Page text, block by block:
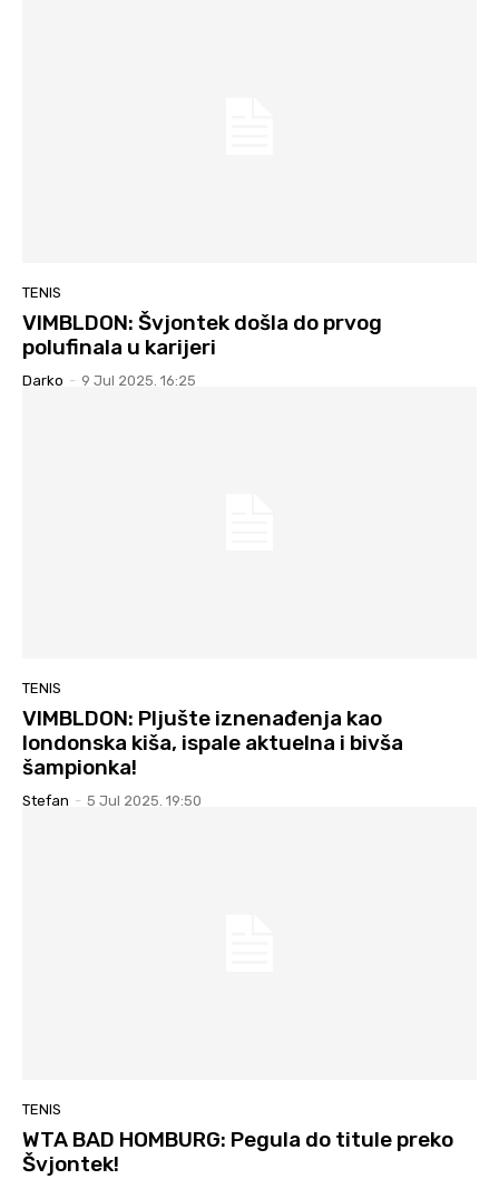
TENIS
VIMBLDON: Švjontek došla do prvog
polufinala u karijeri
Darko - 9 Jul 2025. 16:25
TENIS
VIMBLDON: Pljušte iznenađenja kao
londonska kiša, ispale aktuelna i bivša
šampionka!
Stefan - 5 Jul 2025. 19:50
TENIS
WTA BAD HOMBURG: Pegula do titule preko
Švjontek!